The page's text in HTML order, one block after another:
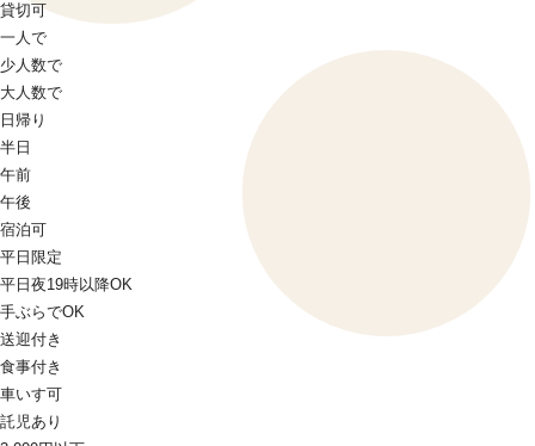
貸切可
一人で
少人数で
大人数で
日帰り
半日
午前
午後
宿泊可
平日限定
平日夜19時以降OK
手ぶらでOK
送迎付き
食事付き
車いす可
託児あり